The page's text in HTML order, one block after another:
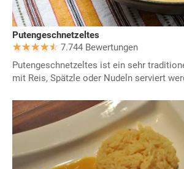
Putengeschnetzeltes
7.744 Bewertungen
Putengeschnetzeltes ist ein sehr
mit Reis, Spätzle oder Nudeln serviert